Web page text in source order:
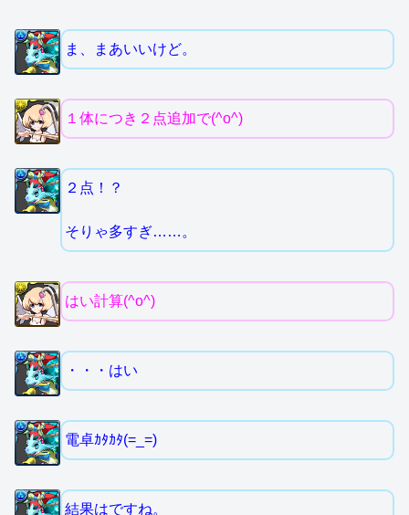
ま、まあいいけど。
１体につき２点追加で(^o^)
２点！？
そりゃ多すぎ……。
はい計算(^o^)
・・・はい
電卓ｶﾀｶﾀ(=_=)
結果はですね。